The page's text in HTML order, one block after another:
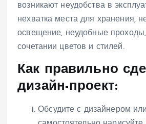
возникают неудобства в
нехватка места для хранения,
освещение, неудобные
сочетании цветов и стилей.
Как правильно
дизайн-проект:
Обсудите с дизайнером или